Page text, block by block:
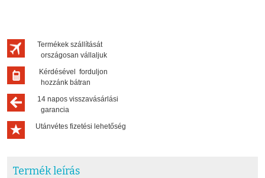
Termékek szállítását
országosan vállaljuk
Kérdésével forduljon
hozzánk bátran
14 napos visszavásárlási
garancia
Utánvétes fizetési lehetőség
Termék leírás